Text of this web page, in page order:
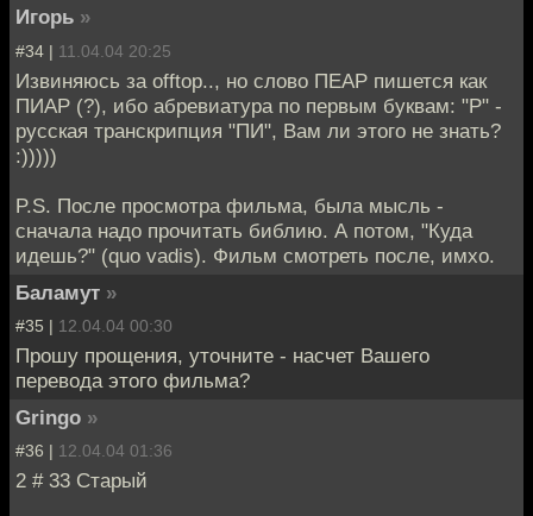
Игорь »
#34 | 11.04.04 20:25
Извиняюсь за offtop.., но слово ПЕАР пишется как
ПИАР (?), ибо абревиатура по первым буквам: "P" -
русская транскрипция "ПИ", Вам ли этого не знать?
:)))))
P.S. После просмотра фильма, была мысль -
сначала надо прочитать библию. А потом, "Куда
идешь?" (quo vadis). Фильм смотреть после, имхо.
Баламут »
#35 | 12.04.04 00:30
Прошу прощения, уточните - насчет Вашего
перевода этого фильма?
Gringo »
#36 | 12.04.04 01:36
2 # 33 Старый